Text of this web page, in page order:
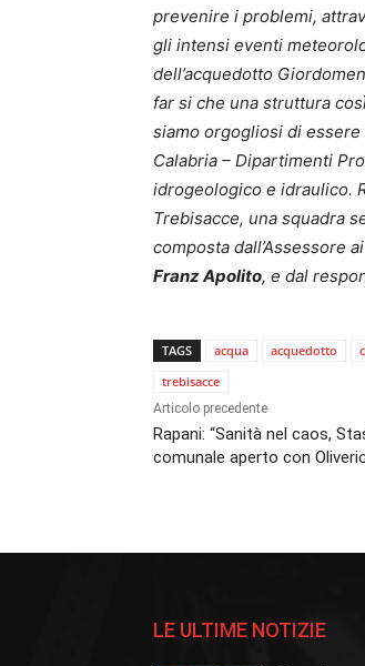
prevenire i problemi,
gli intensi eventi
dell’acquedotto
far si che una struttura
siamo orgogliosi di
Calabria – Dipartimenti
idrogeologico e idraulico.
Trebisacce, una squadra
composta dall’Assessore
Franz Apolito, e dal
TAGS acqua acquedotto
trebisacce
Articolo precedente
Rapani: “Sanità nel caos,
comunale aperto con
LE ULTIME NOTIZIE